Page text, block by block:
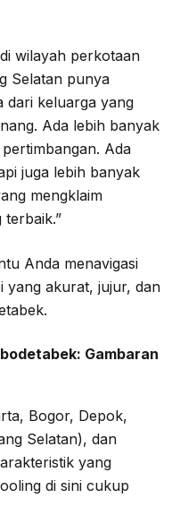
wilayah perkotaan
Selatan punya
dari keluarga yang
Ada lebih banyak
Ada
juga lebih banyak
mengklaim
terbaik.”
Anda menavigasi
yang akurat, jujur, dan
Gambaran
Bogor, Depok,
Selatan), dan
yang
di sini cukup